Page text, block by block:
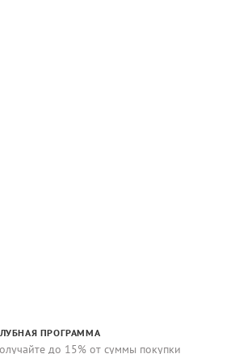
ПРОГРАММА
до 15% от суммы покупки